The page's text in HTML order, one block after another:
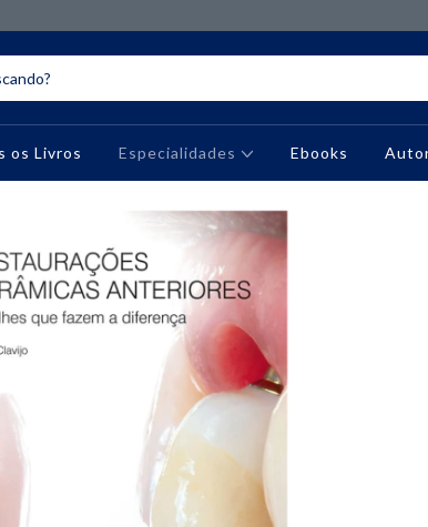
os Livros Especialidades Ebooks